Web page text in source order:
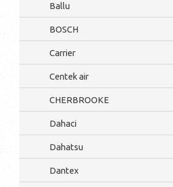
Ballu
BOSCH
Carrier
Centek air
CHERBROOKE
Dahaci
Dahatsu
Dantex